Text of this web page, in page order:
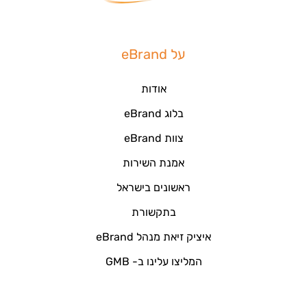
על eBrand
אודות
בלוג eBrand
צוות eBrand
אמנת השירות
ראשונים בישראל
בתקשורת
איציק זיאת מנהל eBrand
המליצו עלינו ב- GMB